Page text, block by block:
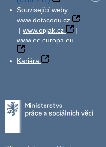
Související weby:
www.dotaceeu.cz
| www.opjak.cz
|
www.ec.europa.eu
Kariéra